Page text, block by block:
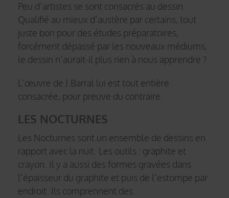
Peu d’artistes se sont consacrés au dessin.
Qualifié au mieux d’austère par certains, tout
juste bon pour des études préparatoires,
forcément dépassé par les nouveaux médiums,
le dessin n’aurait-il plus rien à nous apprendre ?
L’œuvre de J.Barral lui est tout entière
consacrée, pour preuve du contraire.
LES NOCTURNES
Les Nocturnes sont un ensemble de dessins en
rapport avec la nuit. Les outils : graphite et
crayon. Il y a aussi des formes gravées dans
l’épaisseur du graphite et puis de l’estompe par
endroit. Ils comprennent des